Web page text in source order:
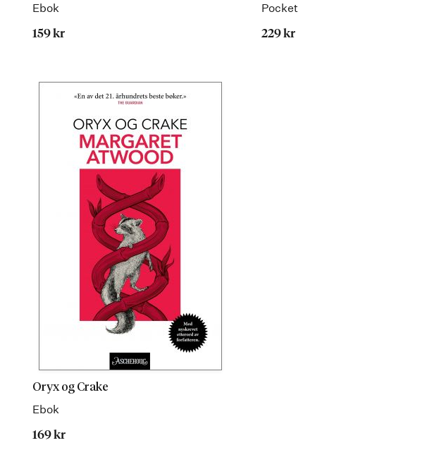
Ebok
159 kr
Pocket
229 kr
Oryx og Crake
Ebok
169 kr